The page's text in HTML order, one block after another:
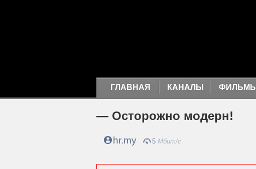
ГЛАВНАЯ КАНАЛЫ ФИЛЬМЫ
— Осторожно модерн!
hr.my 5 Мбит/с